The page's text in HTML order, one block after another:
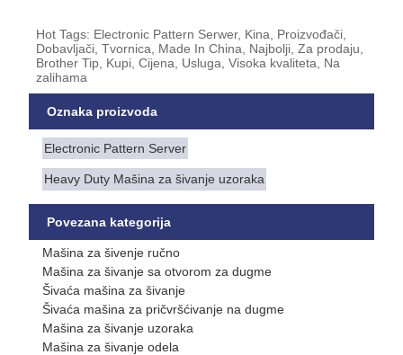
Hot Tags: Electronic Pattern Serwer, Kina, Proizvođači,
Dobavljači, Tvornica, Made In China, Najbolji, Za prodaju,
Brother Tip, Kupi, Cijena, Usluga, Visoka kvaliteta, Na
zalihama
Oznaka proizvoda
Electronic Pattern Server
Heavy Duty Mašina za šivanje uzoraka
Povezana kategorija
Mašina za šivenje ručno
Mašina za šivanje sa otvorom za dugme
Šivaća mašina za šivanje
Šivaća mašina za pričvršćivanje na dugme
Mašina za šivanje uzoraka
Mašina za šivanje odela